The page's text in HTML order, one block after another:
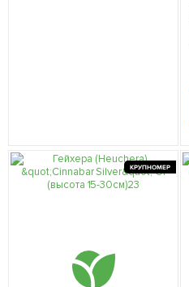
КРУПНОМЕР